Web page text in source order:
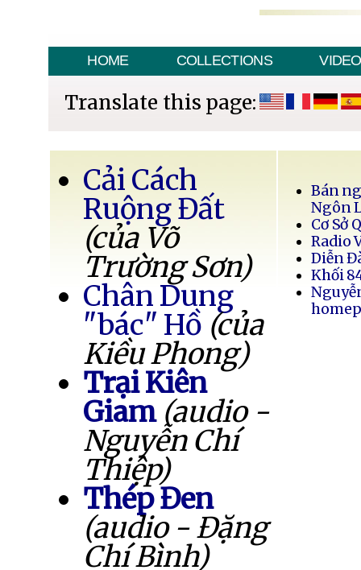
HOME COLLECTIONS VIDEO
Translate this page:
Cải Cách
Ruộng Đất
(của Võ
Trường Sơn)
Chân Dung
"bác" Hồ (của
Kiều Phong)
Trại Kiên
Giam (audio -
Nguyễn Chí
Thiệp)
Thép Đen
(audio - Đặng
Chí Bình)
Bán
Ngôn
Cơ Sở
Radio
Diễn
Khối